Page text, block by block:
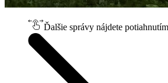
Ďalšie správy nájdete